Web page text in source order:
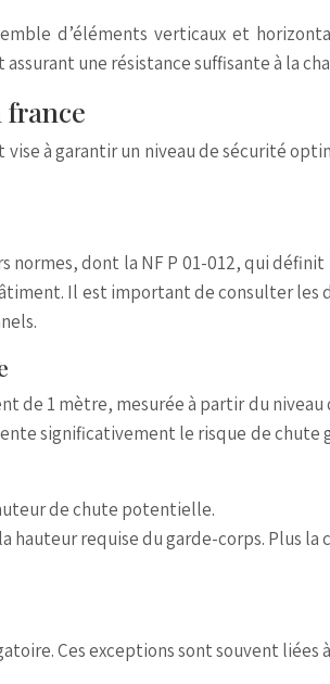
d’éléments verticaux et
une résistance suffisante à la
france
à garantir un niveau de sécurité
dont la NF P 01-012, qui
Il est important de consulter
1 mètre, mesurée à partir du
significativement le risque de
de chute potentielle.
hauteur requise du garde-corps. Plus
Ces exceptions sont souvent liées